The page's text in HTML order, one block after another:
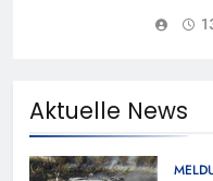
Aktuelle News